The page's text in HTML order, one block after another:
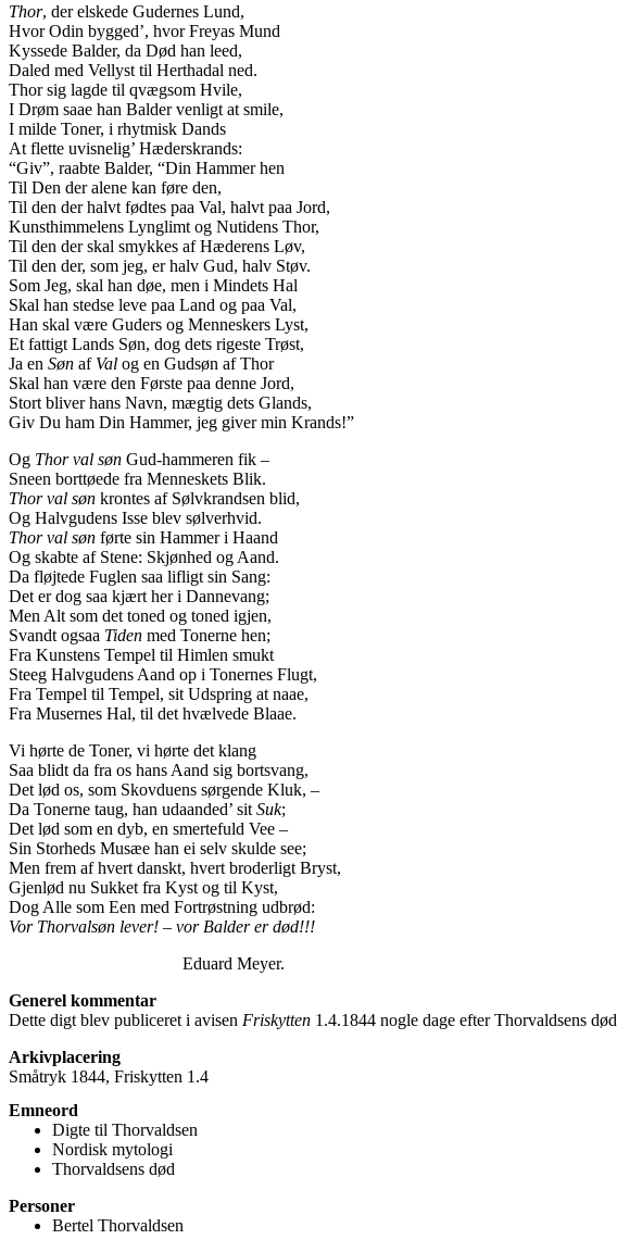
Thor, der elskede Gudernes Lund,
Hvor Odin bygged’, hvor Freyas Mund
Kyssede Balder, da Død han leed,
Daled med Vellyst til Herthadal ned.
Thor sig lagde til qvægsom Hvile,
I Drøm saae han Balder venligt at smile,
I milde Toner, i rhytmisk Dands
At flette uvisnelig’ Hæderskrands:
“Giv”, raabte Balder, “Din Hammer hen
Til Den der alene kan føre den,
Til den der halvt fødtes paa Val, halvt paa Jord,
Kunsthimmelens Lynglimt og Nutidens Thor,
Til den der skal smykkes af Hæderens Løv,
Til den der, som jeg, er halv Gud, halv Støv.
Som Jeg, skal han døe, men i Mindets Hal
Skal han stedse leve paa Land og paa Val,
Han skal være Guders og Menneskers Lyst,
Et fattigt Lands Søn, dog dets rigeste Trøst,
Ja en Søn af Val og en Gudsøn af Thor
Skal han være den Første paa denne Jord,
Stort bliver hans Navn, mægtig dets Glands,
Giv Du ham Din Hammer, jeg giver min Krands!”
Og Thor val søn Gud-hammeren fik –
Sneen borttøede fra Menneskets Blik.
Thor val søn krontes af Sølvkrandsen blid,
Og Halvgudens Isse blev sølverhvid.
Thor val søn førte sin Hammer i Haand
Og skabte af Stene: Skjønhed og Aand.
Da fløjtede Fuglen saa lifligt sin Sang:
Det er dog saa kjært her i Dannevang;
Men Alt som det toned og toned igjen,
Svandt ogsaa Tiden med Tonerne hen;
Fra Kunstens Tempel til Himlen smukt
Steeg Halvgudens Aand op i Tonernes Flugt,
Fra Tempel til Tempel, sit Udspring at naae,
Fra Musernes Hal, til det hvælvede Blaae.
Vi hørte de Toner, vi hørte det klang
Saa blidt da fra os hans Aand sig bortsvang,
Det lød os, som Skovduens sørgende Kluk, –
Da Tonerne taug, han udaanded’ sit Suk;
Det lød som en dyb, en smertefuld Vee –
Sin Storheds Musæe han ei selv skulde see;
Men frem af hvert danskt, hvert broderligt Bryst,
Gjenlød nu Sukket fra Kyst og til Kyst,
Dog Alle som Een med Fortrøstning udbrød:
Vor Thorvalsøn lever! – vor Balder er død!!!
Eduard Meyer.
Generel kommentar
Dette digt blev publiceret i avisen Friskytten 1.4.1844 nogle dage efter Thorvaldsens død
Arkivplacering
Småtryk 1844, Friskytten 1.4
Emneord
Digte til Thorvaldsen
Nordisk mytologi
Thorvaldsens død
Personer
Bertel Thorvaldsen